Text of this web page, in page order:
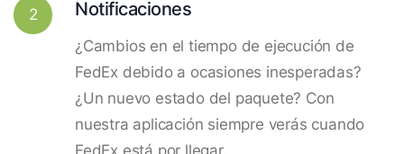
2 Notificaciones
¿Cambios en el tiempo de ejecución de
FedEx debido a ocasiones inesperadas?
¿Un nuevo estado del paquete? Con
nuestra aplicación siempre verás cuando
FedEx está por llegar.